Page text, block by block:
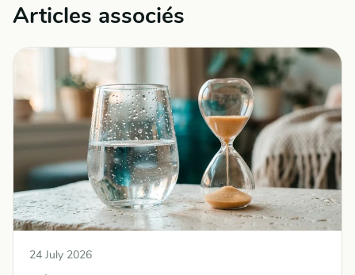
Articles associés
24 July 2026